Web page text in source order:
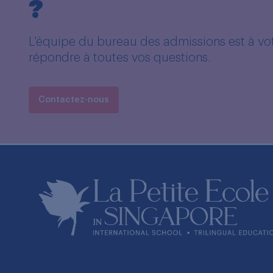
?
L'équipe du bureau des admissions est à
répondre à toutes vos questions.
Contactez-nous